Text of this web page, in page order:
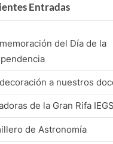
Entradas
del Día de la
a nuestros
de la Gran Rifa IEGS
de Astronomía